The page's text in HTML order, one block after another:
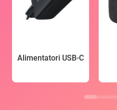
Alimentatori USB-C